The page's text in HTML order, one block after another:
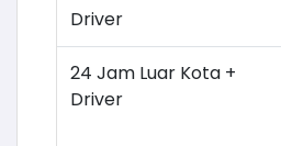
Driver
24 Jam Luar Kota +
Driver